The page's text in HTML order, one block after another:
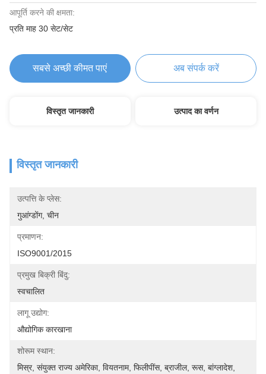
आपूर्ति करने की क्षमता:
प्रति माह 30 सेट/सेट
सबसे अच्छी कीमत पाएं अब संपर्क करें
विस्तृत जानकारी उत्पाद का वर्णन
विस्तृत जानकारी
उत्पत्ति के प्लेस:
गुआंग्डोंग, चीन
प्रमाणन:
ISO9001/2015
प्रमुख बिक्री बिंदु:
स्वचालित
लागू उद्योग:
औद्योगिक कारखाना
शोरूम स्थान:
मिस्र, संयुक्त राज्य अमेरिका, वियतनाम, फिलीपींस, ब्राजील, रूस, बांग्लादेश,